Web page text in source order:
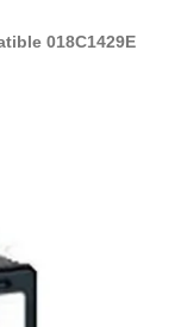
018C1429E